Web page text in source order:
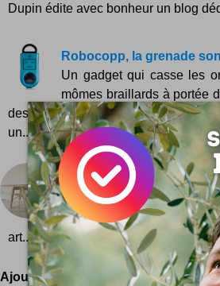
Dupin édite avec bonheur un blog
Robocopp, la grenade
Un gadget qui casse les
mômes braillards à portée
destinée aux plus flippés d'entre-
un...
Tafelwip
Les bonnes manières à
rudement important pour
art...
Ajoutez votre avis !